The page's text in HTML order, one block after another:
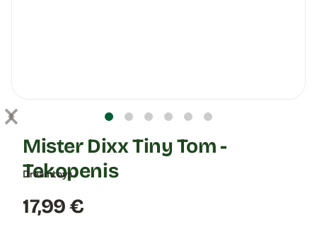
Dreamtoys
Mister Dixx Tiny Tom -
Tekopenis
Hinta:
17,99 €